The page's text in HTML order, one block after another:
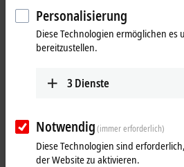
25 Einträge
Ergebnisse:
Inhalte werden geladen ...
Personalisierung
Diese Technologien ermöglichen
bereitzustellen.
3 Dienste
Notwendig(immer erforderlich)
Diese Technologien sind
der Website zu aktivieren.